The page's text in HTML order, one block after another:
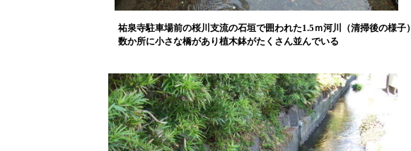
祐泉寺駐車場前の桜川支流の石垣で囲われた1.5ｍ河川（清掃後の様子）
数か所に小さな橋があり植木鉢がたくさん並んでいる